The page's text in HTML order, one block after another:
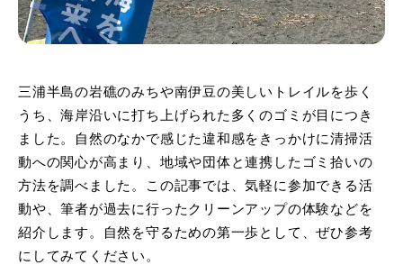
三浦半島の岩礁のみちや南伊豆の美しいトレイルを歩く
うち、海岸沿いに打ち上げられた多くのゴミが目につき
ました。自然のなかで感じた違和感をきっかけに清掃活
動への関心が高まり、地域や団体と連携したゴミ拾いの
方法を調べました。この記事では、気軽に参加できる活
動や、筆者が過去に行ったクリーンアップの体験などを
紹介します。自然を守るための第一歩として、ぜひ参考
にしてみてください。